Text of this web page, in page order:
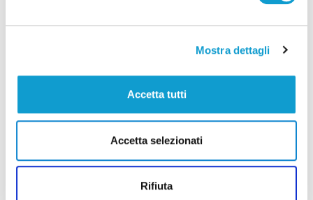
Mostra dettagli
Accetta tutti
Accetta selezionati
Rifiuta